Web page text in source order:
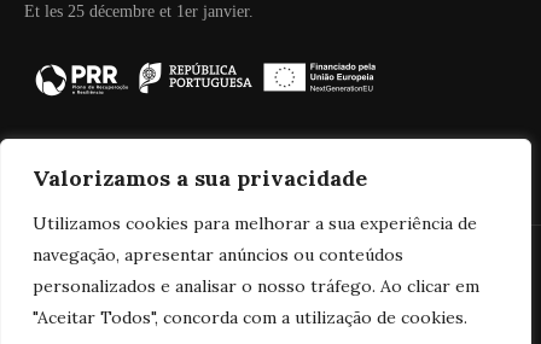
Valorizamos a sua privacidade
Utilizamos cookies para melhorar a sua experiência de
navegação, apresentar anúncios ou conteúdos
personalizados e analisar o nosso tráfego. Ao clicar em
"Aceitar Todos", concorda com a utilização de cookies.
Et les 25 décembre et 1er janvier.
2025 Real Companhia Velha